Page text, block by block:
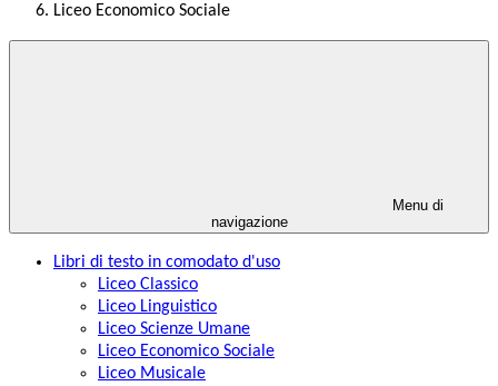
Liceo Economico Sociale
Menu di
navigazione
Libri di testo in comodato d'uso
Liceo Classico
Liceo Linguistico
Liceo Scienze Umane
Liceo Economico Sociale
Liceo Musicale